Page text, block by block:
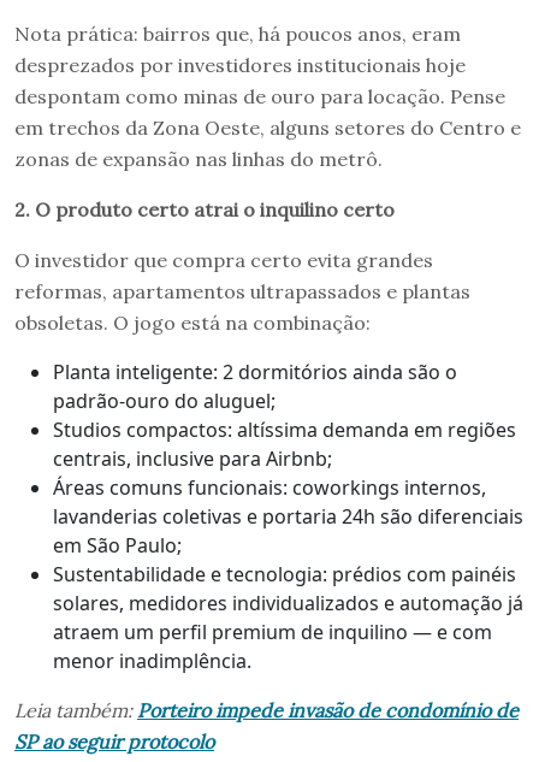
Nota prática: bairros que, há poucos anos, eram
desprezados por investidores institucionais hoje
despontam como minas de ouro para locação. Pense
em trechos da Zona Oeste, alguns setores do Centro e
zonas de expansão nas linhas do metrô.
2. O produto certo atrai o inquilino certo
O investidor que compra certo evita grandes
reformas, apartamentos ultrapassados e plantas
obsoletas. O jogo está na combinação:
Planta inteligente: 2 dormitórios ainda são o
padrão-ouro do aluguel;
Studios compactos: altíssima demanda em regiões
centrais, inclusive para Airbnb;
Áreas comuns funcionais: coworkings internos,
lavanderias coletivas e portaria 24h são diferenciais
em São Paulo;
Sustentabilidade e tecnologia: prédios com painéis
solares, medidores individualizados e automação já
atraem um perfil premium de inquilino — e com
menor inadimplência.
Leia também: Porteiro impede invasão de condomínio de
SP ao seguir protocolo